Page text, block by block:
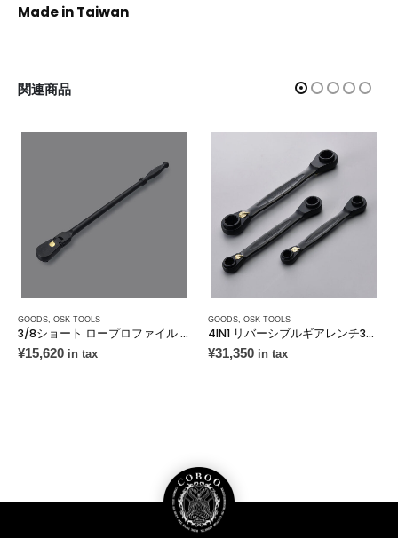
Made in Taiwan
関連商品
GOODS, OSK TOOLS
3/8ショート ロープロファイル フレックスヘッド ラチェット 72T
¥15,620 in tax
GOODS, OSK TOOLS
4IN1 リバーシブルギアレンチ3pcs SET
¥31,350 in tax